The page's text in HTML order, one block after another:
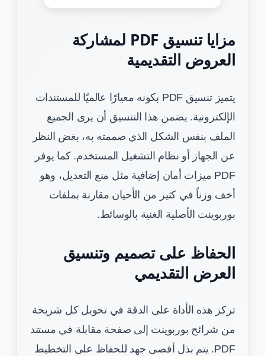
مزايا تنسيق PDF لمشاركة
العروض التقديمية
يتميز تنسيق PDF بكونه معيارًا عالميًا للمستندات
الإلكترونية. يضمن هذا التنسيق أن يرى الجميع
الملف بنفس الشكل الذي صممته به، بغض النظر
عن الجهاز أو نظام التشغيل المستخدم. كما يوفر
PDF ميزات أمان إضافية مثل منع التعديل، وهو
أخف وزناً في كثير من الأحيان مقارنة بملفات
بوربوينت الأصلية الغنية بالوسائط.
الحفاظ على تصميم وتنسيق
العرض التقديمي
تركز هذه الأداة على الدقة في تحويل كل شريحة
من شرائح بوربوينت إلى صفحة مقابلة في مستند
PDF. يتم بذل أقصى جهد للحفاظ على التخطيط